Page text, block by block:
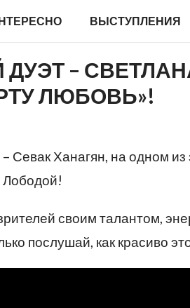
ВЫСТУПЛЕНИЯ
–
ЛЮБОВЬ»!
Севак Ханагян, на одном
Лободой!
своим талантом,
послушай, как красиво